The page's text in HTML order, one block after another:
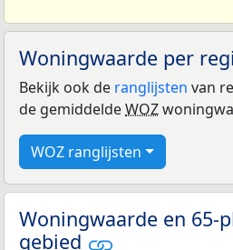
Woningwaarde per
Bekijk ook de ranglijsten van
de gemiddeldeWOZ
WOZ ranglijsten
Woningwaarde en 65-
gebied